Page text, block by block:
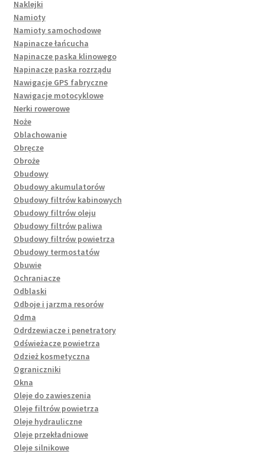
Naklejki
Namioty
Namioty samochodowe
Napinacze łańcucha
Napinacze paska klinowego
Napinacze paska rozrządu
Nawigacje GPS fabryczne
Nawigacje motocyklowe
Nerki rowerowe
Noże
Oblachowanie
Obręcze
Obroże
Obudowy
Obudowy akumulatorów
Obudowy filtrów kabinowych
Obudowy filtrów oleju
Obudowy filtrów paliwa
Obudowy filtrów powietrza
Obudowy termostatów
Obuwie
Ochraniacze
Odblaski
Odboje i jarzma resorów
Odma
Odrdzewiacze i penetratory
Odświeżacze powietrza
Odzież kosmetyczna
Ograniczniki
Okna
Oleje do zawieszenia
Oleje filtrów powietrza
Oleje hydrauliczne
Oleje przekładniowe
Oleje silnikowe